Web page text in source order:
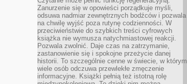
Zanurzenie się w opowieści porządkuje myśli,
odsuwa nadmiar zewnętrznych bodźców i pozwala
na chwilę wyjść poza rutynę codzienności. W
przeciwieństwie do szybkich treści cyfrowych
książka nie wymusza natychmiastowej reakcji.
Pozwala zwolnić. Daje czas na zatrzymanie,
zastanowienie się i spokojne przeżycie danej
historii. To szczególnie cenne w świecie, w którym
wiele osób odczuwa przewlekłe zmęczenie
informacyjne. Książki pełnią też istotną rolę